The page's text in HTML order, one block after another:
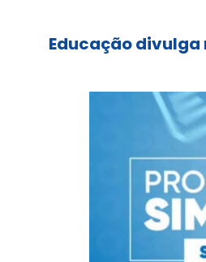
Educação divulga